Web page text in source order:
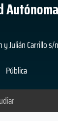
Julián Carrillo s/
Pública